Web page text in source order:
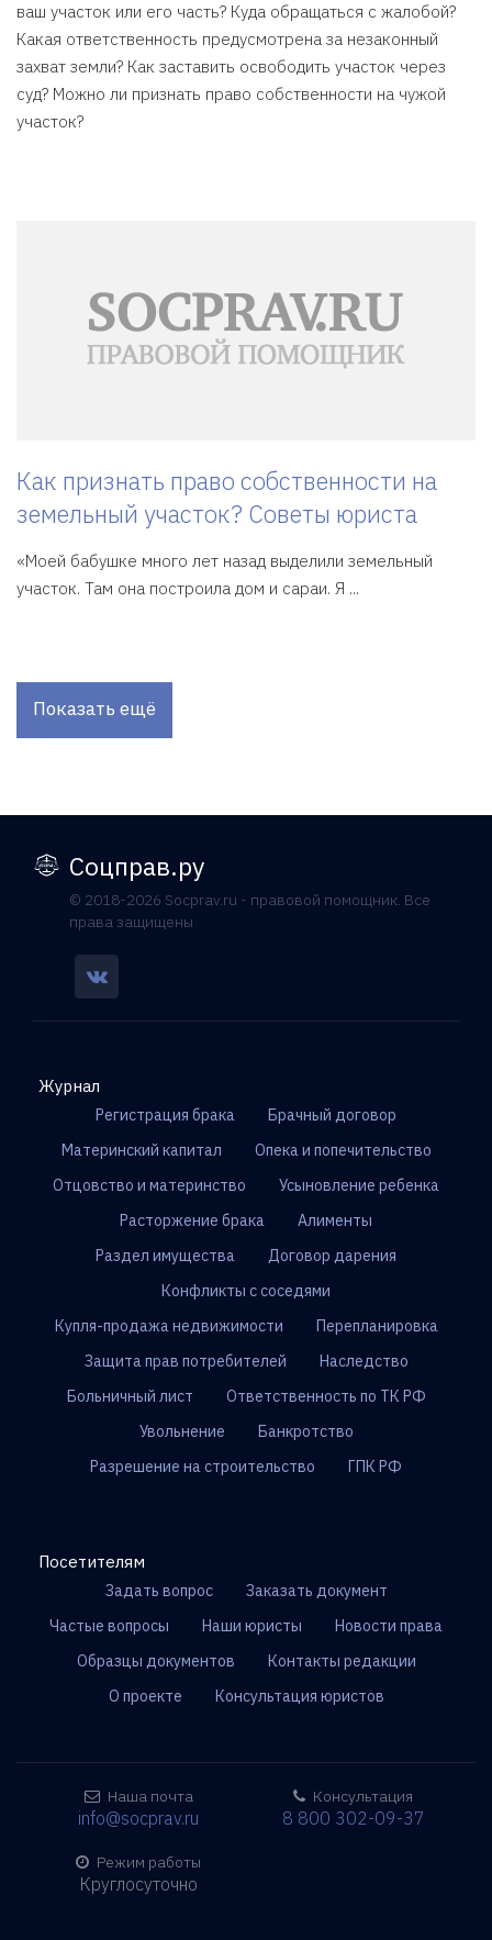
ваш участок или его часть? Куда обращаться с жалобой?
Какая ответственность предусмотрена за незаконный
захват земли? Как заставить освободить участок через
суд? Можно ли признать право собственности на чужой
участок?
Как признать право собственности на
земельный участок? Советы юриста
«Моей бабушке много лет назад выделили земельный
участок. Там она построила дом и сараи. Я ...
Показать ещё
Соцправ.ру
© 2018-2026 Socprav.ru - правовой помощник. Все
права защищены
Журнал
Регистрация брака
Брачный договор
Материнский капитал
Опека и попечительство
Отцовство и материнство
Усыновление ребенка
Расторжение брака
Алименты
Раздел имущества
Договор дарения
Конфликты с соседями
Купля-продажа недвижимости
Перепланировка
Защита прав потребителей
Наследство
Больничный лист
Ответственность по ТК РФ
Увольнение
Банкротство
Разрешение на строительство
ГПК РФ
Посетителям
Задать вопрос
Заказать документ
Частые вопросы
Наши юристы
Новости права
Образцы документов
Контакты редакции
О проекте
Консультация юристов
Наша почта
info@socprav.ru
Режим работы
Круглосуточно
Консультация
8 800 302-09-37